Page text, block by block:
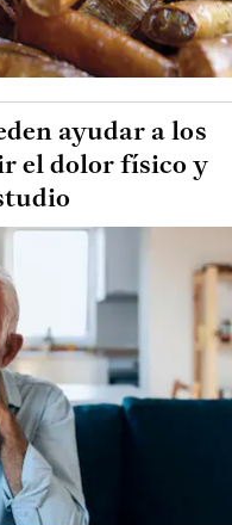
ayudar a los
el dolor físico y